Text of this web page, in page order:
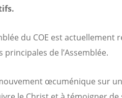
du COE est actuellement
de l’Assemblée.
œcuménique sur un